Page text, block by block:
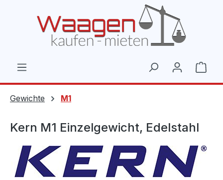
Gewichte M1
Kern M1 Einzelgewicht, Edelstahl